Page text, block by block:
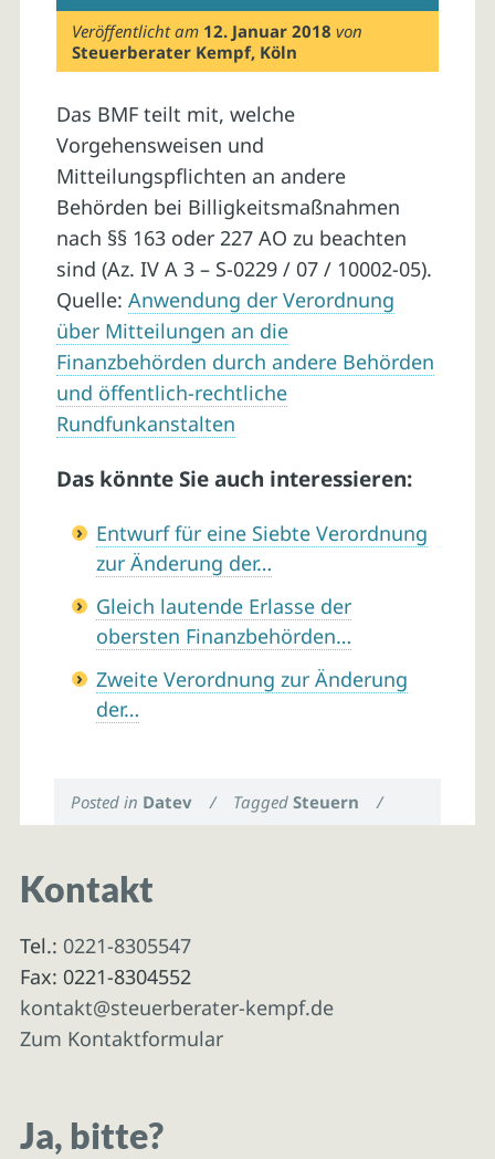
Veröffentlicht am 12. Januar 2018 von
Steuerberater Kempf, Köln
Das BMF teilt mit, welche
Vorgehensweisen und
Mitteilungspflichten an andere
Behörden bei Billigkeitsmaßnahmen
nach §§ 163 oder 227 AO zu beachten
sind (Az. IV A 3 – S-0229 / 07 / 10002-05).
Quelle: Anwendung der Verordnung
über Mitteilungen an die
Finanzbehörden durch andere Behörden
und öffentlich-rechtliche
Rundfunkanstalten
Das könnte Sie auch interessieren:
Entwurf für eine Siebte Verordnung
zur Änderung der…
Gleich lautende Erlasse der
obersten Finanzbehörden…
Zweite Verordnung zur Änderung
der…
Posted in Datev / TaggedSteuern /
Kontakt
Tel.: 0221-8305547
Fax: 0221-8304552
kontakt@steuerberater-kempf.de
Zum Kontaktformular
Ja, bitte?